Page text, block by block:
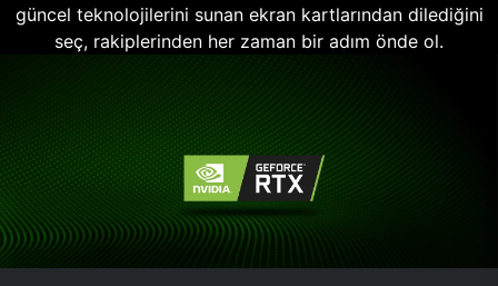
güncel teknolojilerini sunan ekran kartlarından dilediğini
seç, rakiplerinden her zaman bir adım önde ol.